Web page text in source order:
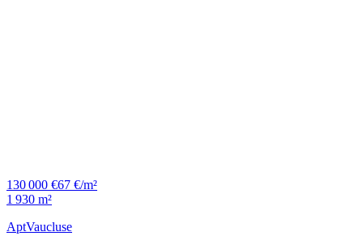
130 000 €67 €/m²
1 930 m²
AptVaucluse